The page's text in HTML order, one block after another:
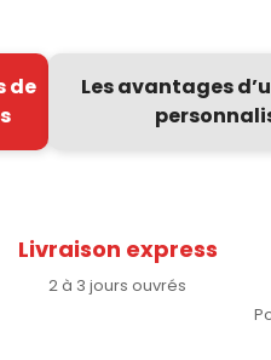
de
Les avantages
Livraison express
2 à 3 jours ouvrés